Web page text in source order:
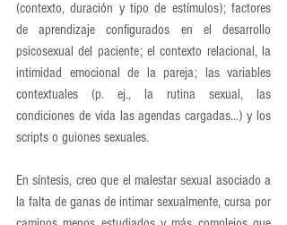
(contexto, duración y tipo de estímulos); factores
de aprendizaje configurados en el desarrollo
psicosexual del paciente; el contexto relacional, la
intimidad emocional de la pareja; las variables
contextuales (p. ej., la rutina sexual, las
condiciones de vida las agendas cargadas...) y los
scripts o guiones sexuales.
En síntesis, creo que el malestar sexual asociado a
la falta de ganas de intimar sexualmente, cursa por